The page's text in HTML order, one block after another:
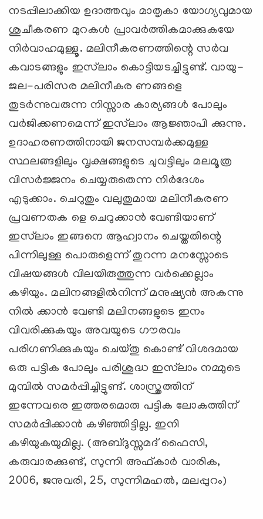
നടപ്പിലാക്കിയ ഉദാത്തവും മാതൃകാ യോഗ്യവുമായ
ശുചീകരണ മുറകള്‍ പ്രാവര്‍ത്തികമാക്കുകയേ
നിര്‍വാഹമുള്ളൂ. മലിനീകരണത്തിന്റെ സര്‍വ
കവാടങ്ങളും ഇസ്‌ലാം കൊട്ടിയടച്ചിട്ടുണ്ട്. വായു-
ജല-പരിസര മലിനീകര ണങ്ങളെ
തുടര്‍ന്നുവരുന്ന നിസ്സാര കാര്യങ്ങള്‍ പോലും
വര്‍ജിക്കണമെന്ന് ഇസ്‌ലാം ആജ്ഞാപി ക്കുന്നു.
ഉദാഹരണത്തിനായി ജനസമ്പര്‍ക്കമുള്ള
സ്ഥലങ്ങളിലും വൃക്ഷങ്ങളുടെ ചുവട്ടിലും മലമൂത്ര
വിസര്‍ജ്ജനം ചെയ്യരുതെന്ന നിര്‍ദേശം
എടുക്കാം. ചെറുതും വലുതുമായ മലിനീകരണ
പ്രവണതക ളെ ചെറുക്കാന്‍ വേണ്ടിയാണ്
ഇസ്‌ലാം ഇങ്ങനെ ആഹ്വാനം ചെയ്തതിന്റെ
പിന്നിലുള്ള പൊരുളെന്ന് തുറന്ന മനസ്സോടെ
വിഷയങ്ങള്‍ വിലയിരുത്തുന്ന വര്‍ക്കെല്ലാം
കഴിയും. മലിനങ്ങളില്‍നിന്ന് മനുഷ്യന്‍ അകന്നു
നില്‍ ക്കാന്‍ വേണ്ടി മലിനങ്ങളുടെ ഇനം
വിവരിക്കുകയും അവയുടെ ഗൗരവം
പരിഗണിക്കുകയും ചെയ്തു കൊണ്ട് വിശദമായ
ഒരു പട്ടിക പോലും പരിശുദ്ധ ഇസ്‌ലാം നമ്മുടെ
മുമ്പില്‍ സമര്‍പ്പിച്ചിട്ടുണ്ട്. ശാസ്ത്രത്തിന്
ഇന്നേവരെ ഇത്തരമൊരു പട്ടിക ലോകത്തിന്
സമര്‍പ്പിക്കാന്‍ കഴിഞ്ഞിട്ടില്ല. ഇനി
കഴിയുകയുമില്ല. (അബ്ദുസ്സമദ് ഫൈസി,
കരുവാരക്കുണ്ട്‌, സുന്നി അഫ്കാര്‍ വാരിക,
2006, ജനുവരി, 25, സുന്നിമഹല്‍, മലപ്പുറം)